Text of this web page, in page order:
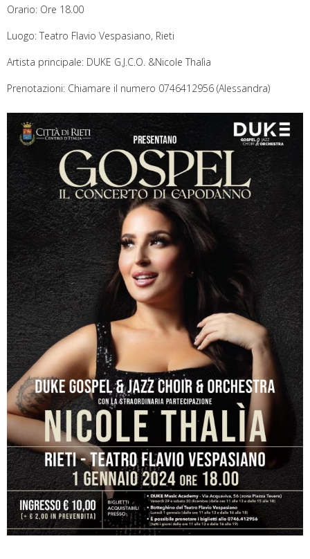
Orario: Ore 18.00
Luogo: Teatro Flavio Vespasiano, Rieti
Artista principale: DUKE G.J.C.O. &Nicole Thalìa
Prenotazioni: Chiamare il numero 0746412956 (Alessandra)